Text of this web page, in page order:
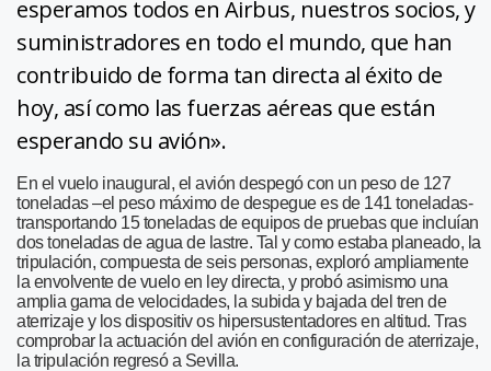
esperamos todos en Airbus, nuestros socios, y
suministradores en todo el mundo, que han
contribuido de forma tan directa al éxito de
hoy, así como las fuerzas aéreas que están
esperando su avión».
En el vuelo inaugural, el avión despegó con un peso de 127
toneladas –el peso máximo de despegue es de 141 toneladas-
transportando 15 toneladas de equipos de pruebas que incluían
dos toneladas de agua de lastre. Tal y como estaba planeado, la
tripulación, compuesta de seis personas, exploró ampliamente
la envolvente de vuelo en ley directa, y probó asimismo una
amplia gama de velocidades, la subida y bajada del tren de
aterrizaje y los dispositiv os hipersustentadores en altitud. Tras
comprobar la actuación del avión en configuración de aterrizaje,
la tripulación regresó a Sevilla.